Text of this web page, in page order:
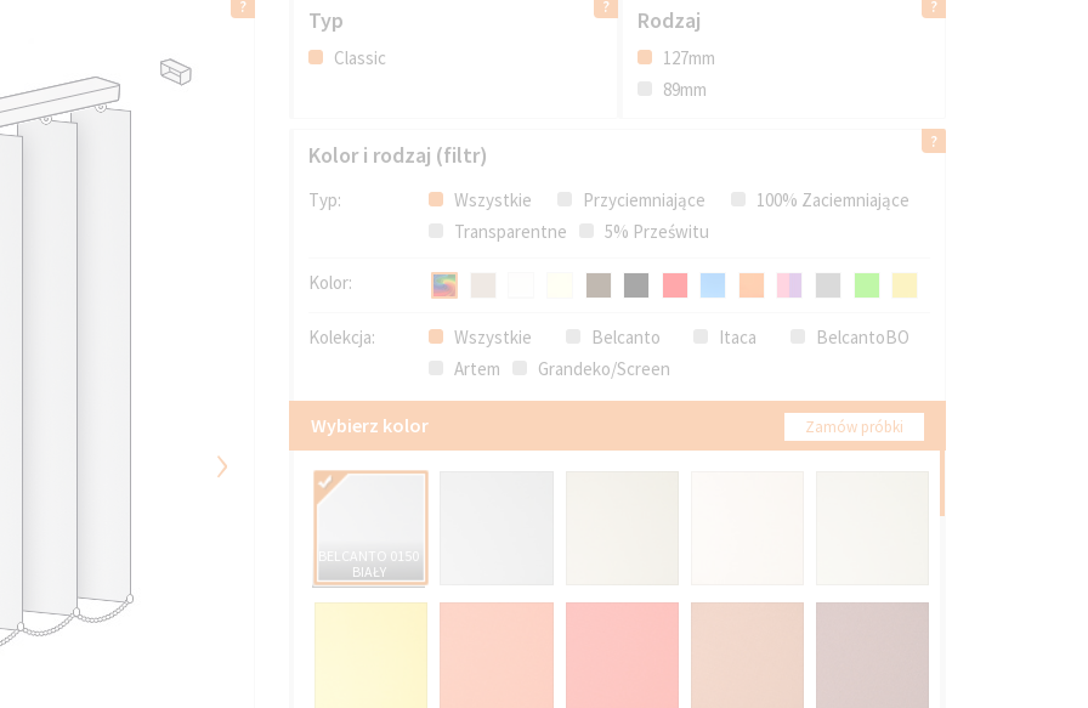
›
Typ
Classic
Rodzaj
127mm
89mm
Kolor i rodzaj (filtr)
Typ: Wszystkie Przyciemniające
100% Zaciemniające
Transparentne
5% Prześwitu
Kolor:
Kolekcja: Wszystkie Belcanto Itaca
BelcantoBO
Artem
Grandeko/Screen
Wybierz kolor Zamów próbki
BELCANTO 0150
BIAŁY